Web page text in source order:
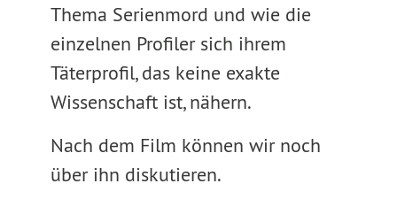
Thema Serienmord und wie die
einzelnen Profiler sich ihrem
Täterprofil, das keine exakte
Wissenschaft ist, nähern.
Nach dem Film können wir noch
über ihn diskutieren.